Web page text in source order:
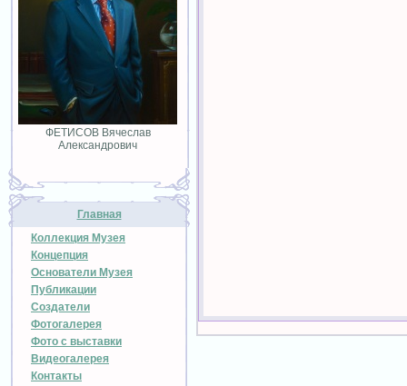
ФЕТИСОВ Вячеслав
Александрович
Главная
Коллекция Музея
Концепция
Основатели Музея
Публикации
Создатели
Фотогалерея
Фото с выставки
Видеогалерея
Контакты